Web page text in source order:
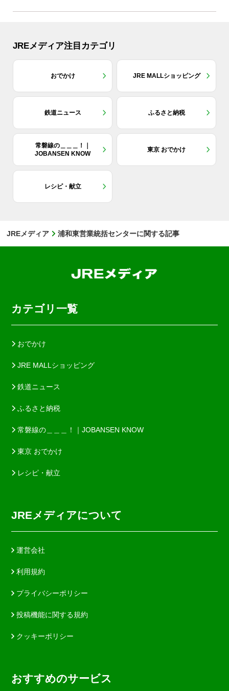
JREメディア注目カテゴリ
おでかけ JRE MALLショッピング
鉄道ニュース ふるさと納税
常磐線の＿＿＿！｜
JOBANSEN KNOW
東京 おでかけ
レシピ・献立
JREメディア 浦和東営業統括センターに関する記事
カテゴリ一覧
おでかけ
JRE MALLショッピング
鉄道ニュース
ふるさと納税
常磐線の＿＿＿！｜JOBANSEN KNOW
東京 おでかけ
レシピ・献立
JREメディアについて
運営会社
利用規約
プライバシーポリシー
投稿機能に関する規約
クッキーポリシー
おすすめのサービス